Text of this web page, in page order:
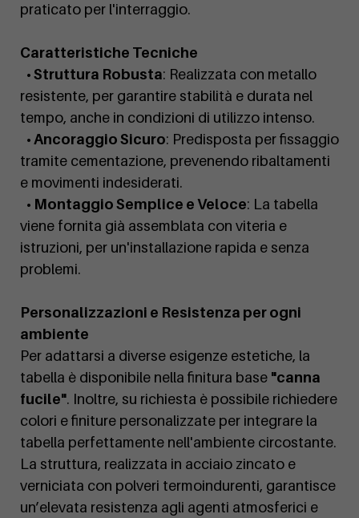
praticato per l'interraggio.
Caratteristiche Tecniche
• Struttura Robusta: Realizzata con metallo
resistente, per garantire stabilità e durata nel
tempo, anche in condizioni di utilizzo intenso.
• Ancoraggio Sicuro: Predisposta per fissaggio
tramite cementazione, prevenendo ribaltamenti
e movimenti indesiderati.
• Montaggio Semplice e Veloce: La tabella
viene fornita già assemblata con viteria e
istruzioni, per un'installazione rapida e senza
problemi.
Personalizzazioni e Resistenza per ogni
ambiente
Per adattarsi a diverse esigenze estetiche, la
tabella è disponibile nella finitura base "canna
fucile". Inoltre, su richiesta è possibile richiedere
colori e finiture personalizzate per integrare la
tabella perfettamente nell'ambiente circostante.
La struttura, realizzata in acciaio zincato e
verniciata con polveri termoindurenti, garantisce
un’elevata resistenza agli agenti atmosferici e